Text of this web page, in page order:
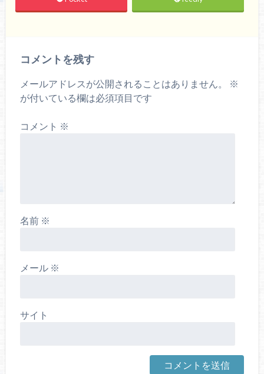
コメントを残す
メールアドレスが公開されることはありません。
※
が付いている欄は必須項目です
コメント ※
名前 ※
メール ※
サイト